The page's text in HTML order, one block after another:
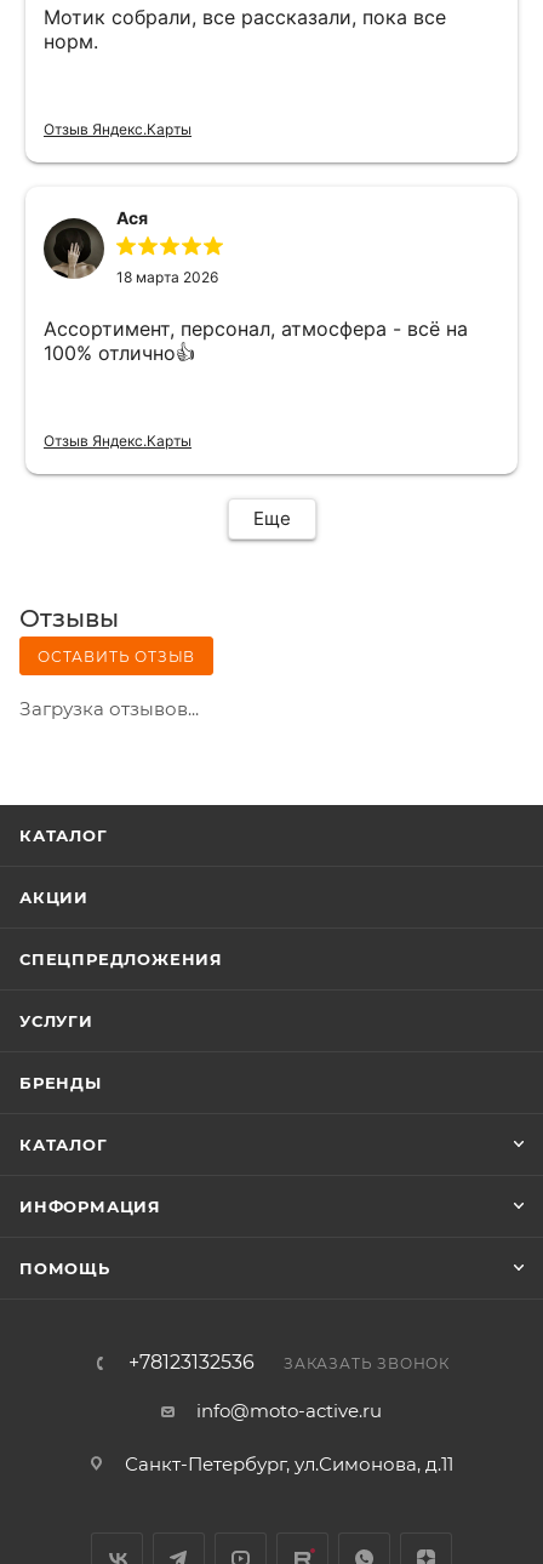
Мотик собрали, все рассказали, пока все
норм.
Отзыв Яндекс.Карты
Ася
18 марта 2026
Ассортимент, персонал, атмосфера - всё на
100% отлично👍
Отзыв Яндекс.Карты
Еще
Отзывы
ОСТАВИТЬ ОТЗЫВ
Загрузка отзывов...
КАТАЛОГ
АКЦИИ
СПЕЦПРЕДЛОЖЕНИЯ
УСЛУГИ
БРЕНДЫ
КАТАЛОГ
ИНФОРМАЦИЯ
ПОМОЩЬ
+78123132536 ЗАКАЗАТЬ ЗВОНОК
info@moto-active.ru
Санкт-Петербург, ул.Симонова, д.11